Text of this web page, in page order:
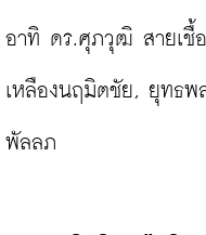
อาทิ ดร.ศุภวุฒิ สายเ
เหลืองนฤมิตชัย, ยุทธ
พัลลภ